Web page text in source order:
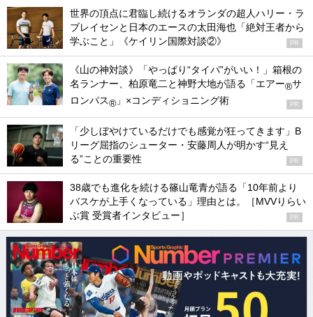
世界の頂点に君臨し続けるオランダの超人ハリー・ラ
ブレイセンと日本のエースの太田海也「絶対王者から
学ぶこと」《ケイリン国際対談②》
PR
《山の神対談》「やっぱり“タイパ”がいい！」箱根の
名ランナー、柏原竜二と神野大地が語る「エアー®サ
ロンパス® 」×コンディショニング術 PR
「少しぼやけているだけでも感覚が狂ってきます」B
リーグ屈指のシューター・安藤周人が明かす“見え
る”ことの重要性
PR
38歳でも進化を続ける篠山竜青が語る「10年前より
バスケが上手くなっている」理由とは。［MVVりらい
ぶ賞 受賞者インタビュー］
PR